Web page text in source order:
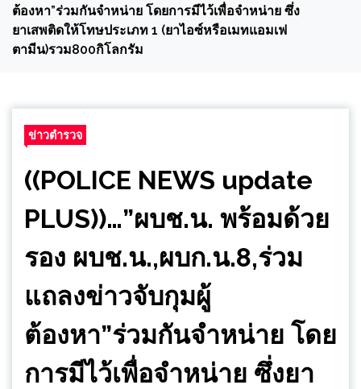
ต้องหา”ร่วมกันจำหน่าย โดยการมีไว้เพื่อจำหน่าย ซึ่ง
ยาเสพติดให้โทษประเภท 1 (ยาไอซ์หรือเมทแอมเฟ
ตามีน)รวม800กิโลกรัม
ข่าวตำรวจ
((POLICE NEWS update
PLUS))…”ผบช.น. พร้อมด้วย
รอง ผบช.น.,ผบก.น.8,ร่วม
แถลงข่าวจับกุมผู้
ต้องหา”ร่วมกันจำหน่าย โดย
การมีไว้เพื่อจำหน่าย ซึ่งยา